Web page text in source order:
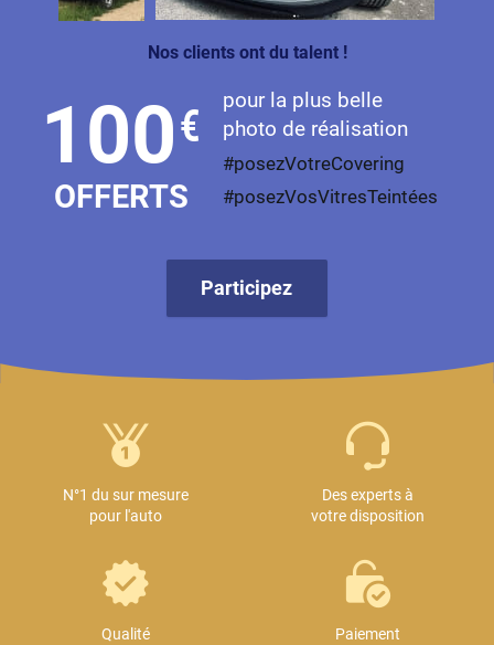
Nos clients ont du talent !
100€
OFFERTS
pour la plus belle
photo de réalisation
#posezVotreCovering
#posezVosVitresTeintées
Participez
N°1 du sur mesure
pour l'auto
Des experts à
votre disposition
Qualité
Paiement